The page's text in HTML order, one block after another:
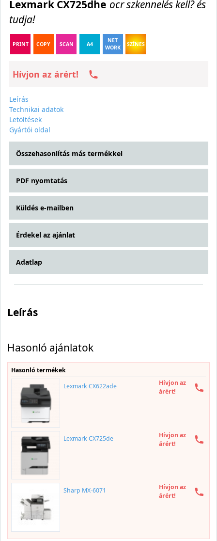
Lexmark CX725dhe ocr szkennelés kell? és
tudja!
PRINT COPY SCAN A4
NET
WORK
SZÍNES
Hívjon az árért!
Leírás
Technikai adatok
Letöltések
Gyártói oldal
Összehasonlítás más termékkel
PDF nyomtatás
Küldés e-mailben
Érdekel az ajánlat
Adatlap
Leírás
Hasonló ajánlatok
Hasonló termékek
Lexmark CX622ade
Hívjon az
árért!
Lexmark CX725de
Hívjon az
árért!
Sharp MX-6071
Hívjon az
árért!